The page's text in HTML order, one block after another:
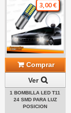
3,00 €
Comprar
Ver
1 BOMBILLA LED T11
24 SMD PARA LUZ
POSICION